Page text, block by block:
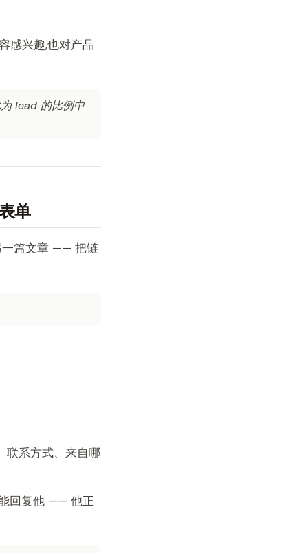
感兴趣,也对产品
lead 的比例中
单
一篇文章 —— 把链
联系方式、来自哪
回复他 —— 他正